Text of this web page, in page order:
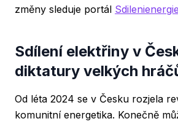
změny sleduje portál
Sdílení elektřiny v
diktatury velkých
Od léta 2024 se v Česku rozjela
komunitní energetika. Konečně